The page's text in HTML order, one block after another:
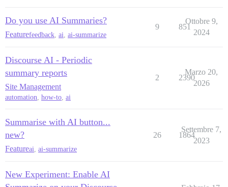
Do you use AI Summaries?
Featurefeedback ai ai-summarize
9 851
Ottobre 9,
2024
Discourse AI - Periodic
summary reports
Site Management
automation, how-to, ai
2 2390
Marzo 20,
2026
Summarise with AI button...
new?
Featureai ai-summarize
26 1864
Settembre 7,
2023
New Experiment: Enable AI